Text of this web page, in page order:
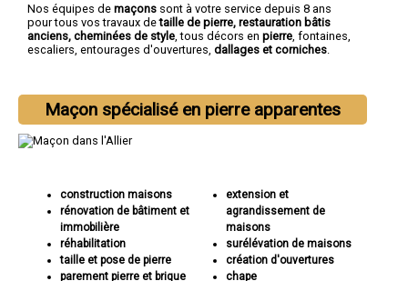
Nos équipes de maçons sont à votre service depuis 8 ans
pour tous vos travaux detaille de pierre, restauration bâtis
anciens, cheminées de style , tous décors en pierre , fontaines,
escaliers, entourages d'ouvertures, dallages et corniches
Maçon spécialisé en pierre apparentes
construction maisons
rénovation de bâtiment et
immobilière
réhabilitation
taille et pose de pierre
parement pierre et brique
extension et
agrandissement de
maisons
surélévation de maisons
création d'ouvertures
chape